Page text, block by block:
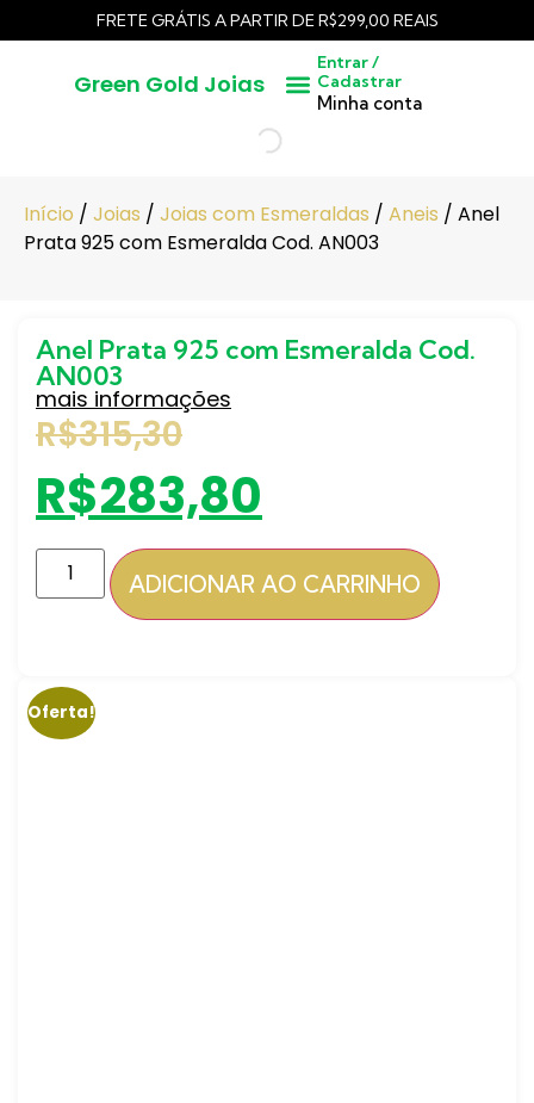
FRETE GRÁTIS A PARTIR DE R$299,00 REAIS
Green Gold Joias
Entrar /
Cadastrar
Minha conta
Início / Joias / Joias com Esmeraldas / Aneis / Anel
Prata 925 com Esmeralda Cod. AN003
Oferta!
Anel Prata 925 com Esmeralda Cod.
AN003
mais informações
R$315,30
R$283,80
ADICIONAR AO CARRINHO